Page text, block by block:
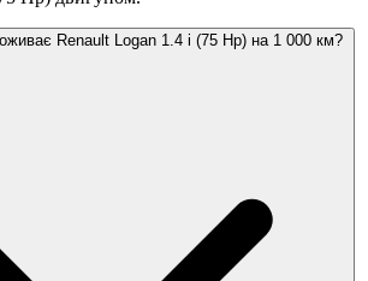
Renault Logan 1.4 i (75 Hp) на 1 000 км?